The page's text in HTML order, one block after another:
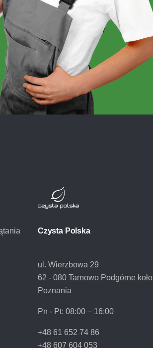
Czysta Polska
ul. Wierzbowa 29
62 - 080 Tarnowo Podgórne koło
Poznania
Pn - Pt: 08:00 – 16:00
+48 61 652 74 86
+48 607 604 053